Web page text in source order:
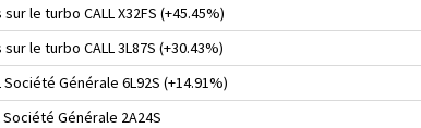
le turbo CALL X32FS (+45.45%)
le turbo CALL 3L87S (+30.43%)
Générale 6L92S (+14.91%)
Générale 2A24S